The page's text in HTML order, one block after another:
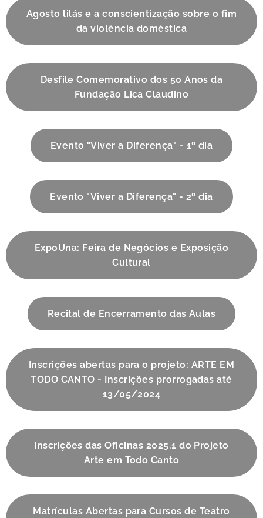
Agosto lilás e a conscientização sobre o fim
da violência doméstica
Desfile Comemorativo dos 50 Anos da
Fundação Lica Claudino
Evento "Viver a Diferença" - 1º dia
Evento "Viver a Diferença" - 2º dia
ExpoUna: Feira de Negócios e Exposição
Cultural
Recital de Encerramento das Aulas
Inscrições abertas para o projeto: ARTE EM
TODO CANTO - Inscrições prorrogadas até
13/05/2024
Inscrições das Oficinas 2025.1 do Projeto
Arte em Todo Canto
Matrículas Abertas para Cursos de Teatro